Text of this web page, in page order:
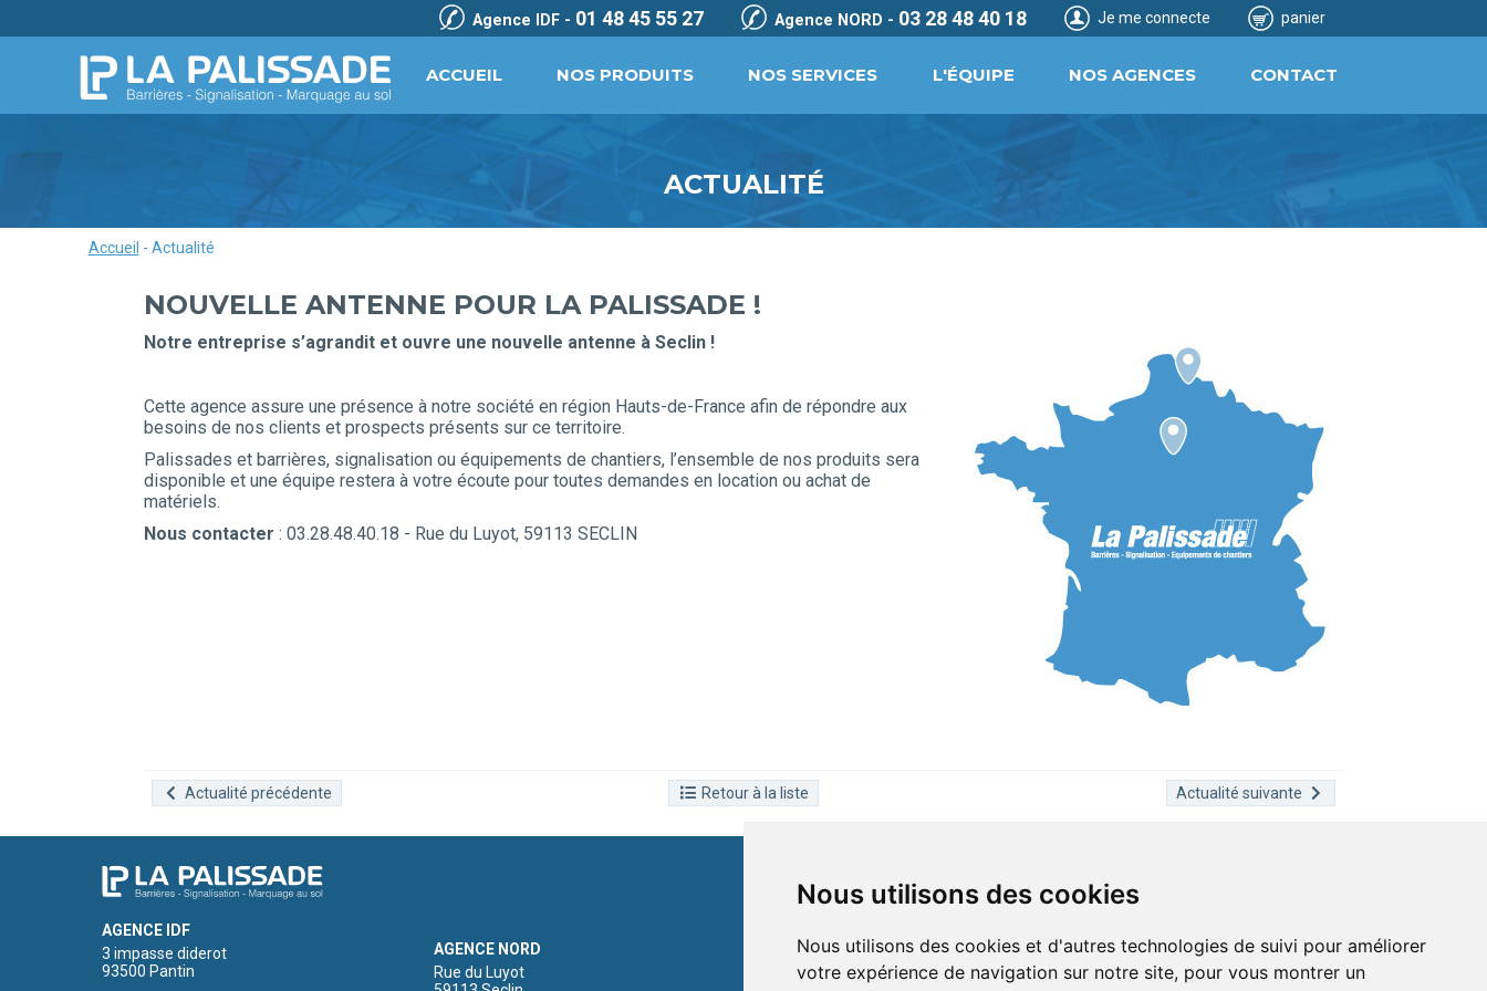
Nous utilisons des cookies
Nous utilisons des cookies et d'autres technologies de suivi pour améliorer
votre expérience de navigation sur notre site, pour vous montrer un
Agence IDF - 01 48 45 55 27 Agence NORD - 03 28 48 40 18 Je me connecte panier
ACCUEIL NOS PRODUITS NOS SERVICES L'ÉQUIPE NOS AGENCES CONTACT
ACTUALITÉ
Accueil - Actualité
NOUVELLE ANTENNE POUR LA PALISSADE !
Notre entreprise s’agrandit et ouvre une nouvelle antenne à Seclin !
Cette agence assure une présence à notre société en région Hauts-de-France afin de répondre aux
besoins de nos clients et prospects présents sur ce territoire.
Palissades et barrières, signalisation ou équipements de chantiers, l’ensemble de nos produits sera
disponible et une équipe restera à votre écoute pour toutes demandes en location ou achat de
matériels.
Nous contacter : 03.28.48.40.18 - Rue du Luyot, 59113 SECLIN
Actualité précédente Retour à la liste Actualité suivante
AGENCE IDF
3 impasse diderot
93500 Pantin
AGENCE NORD
Rue du Luyot
NEWSLETTER
Inscrivez-vous à notre newsletter pour être
produits !
INFORMATIONS
Plan du site
Politique de confidentialité
Mentions légales